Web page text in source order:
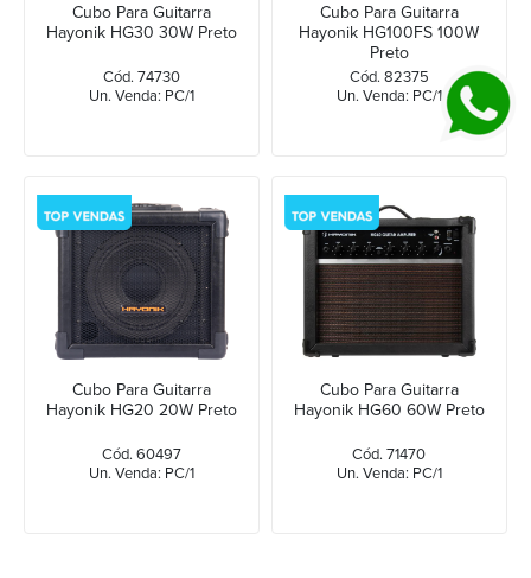
Cubo Para Guitarra
Hayonik HG30 30W Preto
Cód. 74730
Un. Venda: PC/1
Cubo Para Guitarra
Hayonik HG100FS 100W
Preto
Cód. 82375
Un. Venda: PC/1
Cubo Para Guitarra
Hayonik HG20 20W Preto
Cód. 60497
Un. Venda: PC/1
Cubo Para Guitarra
Hayonik HG60 60W Preto
Cód. 71470
Un. Venda: PC/1